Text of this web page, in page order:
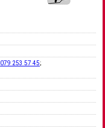
079 253 57 45;